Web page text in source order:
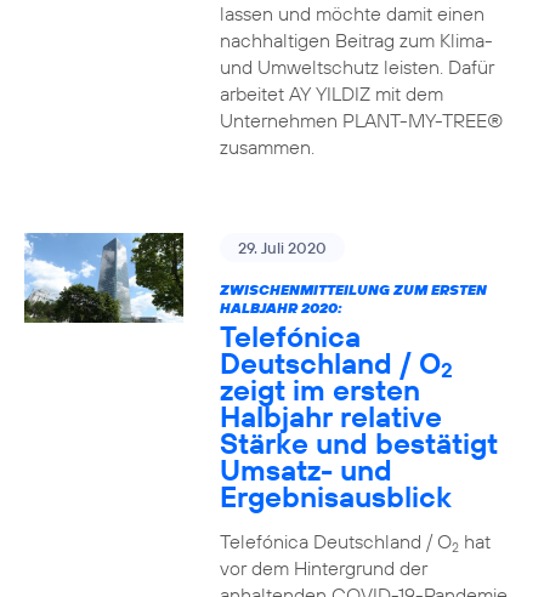
lassen und möchte damit einen
nachhaltigen Beitrag zum Klima-
und Umweltschutz leisten. Dafür
arbeitet AY YILDIZ mit dem
Unternehmen PLANT-MY-TREE®
zusammen.
29. Juli 2020
ZWISCHENMITTEILUNG ZUM ERSTEN
HALBJAHR 2020:
Telefónica
Deutschland / O2
zeigt im ersten
Halbjahr relative
Stärke und bestätigt
Umsatz- und
Ergebnisausblick
Telefónica Deutschland / O2hat
vor dem Hintergrund der